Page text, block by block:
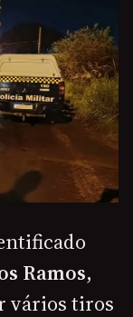
Ramos,
vários tiros